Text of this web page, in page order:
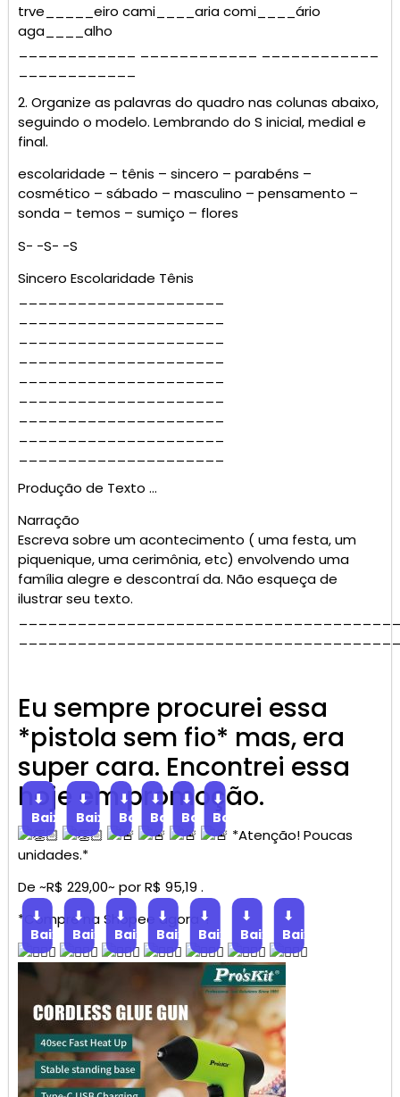
trve_____eiro cami____aria comi____ário
aga____alho
2. Organize as palavras do quadro nas colunas abaixo,
seguindo o modelo. Lembrando do S inicial, medial e
final.
escolaridade – tênis – sincero – parabéns –
cosmético – sábado – masculino – pensamento –
sonda – temos – sumiço – flores
S- -S- -S
Sincero Escolaridade Tênis
Produção de Texto …
Narração
Escreva sobre um acontecimento ( uma festa, um
piquenique, uma cerimônia, etc) envolvendo uma
família alegre e descontraí da. Não esqueça de
ilustrar seu texto.
Eu sempre procurei essa
*pistola sem fio* mas, era
super cara. Encontrei essa
hoje em promoção.
⬇
Baixar
⬇
Baixar
⬇
Baixar
⬇
Baixar
⬇
Baixar
⬇
Baixar
*Atenção! Poucas
unidades.*
De ~R$ 229,00~ por R$ 95,19 .
*Compre na Shopee agora*!
⬇
Baixar
⬇
Baixar
⬇
Baixar
⬇
Baixar
⬇
Baixar
⬇
Baixar
⬇
Baixar